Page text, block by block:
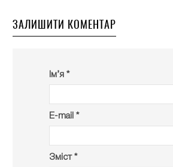
ЗАЛИШИТИ КОМЕНТАР
Ім’я *
E-mail *
Зміст *